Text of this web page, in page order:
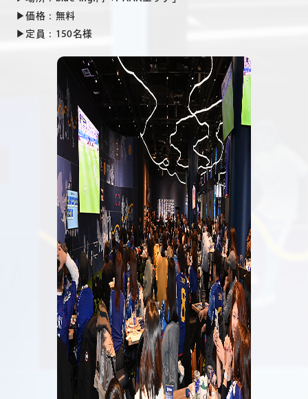
▶価格：無料
▶定員：150名様